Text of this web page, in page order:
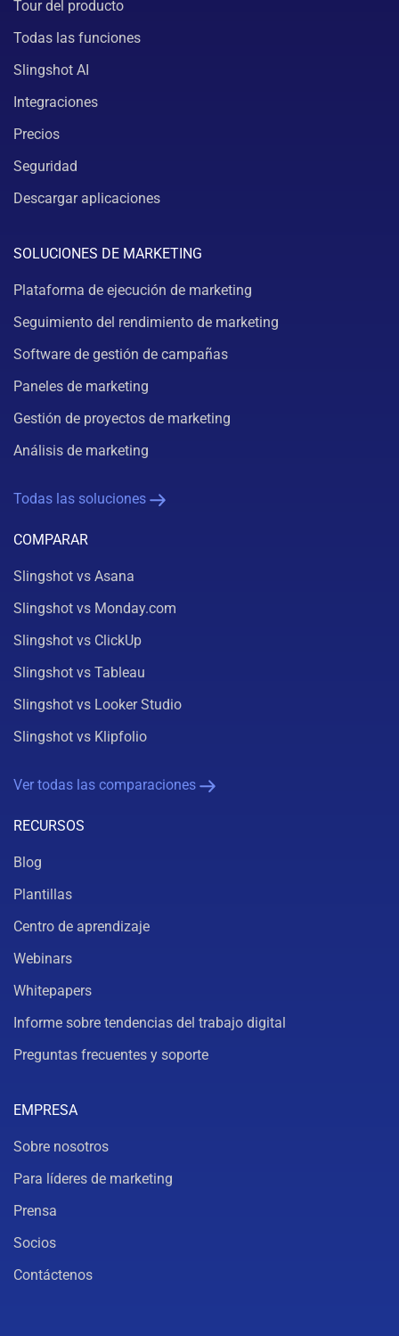
Tour del producto
Todas las funciones
Slingshot AI
Integraciones
Precios
Seguridad
Descargar aplicaciones
SOLUCIONES DE MARKETING
Plataforma de ejecución de marketing
Seguimiento del rendimiento de marketing
Software de gestión de campañas
Paneles de marketing
Gestión de proyectos de marketing
Análisis de marketing
Todas las soluciones
COMPARAR
Slingshot vs Asana
Slingshot vs Monday.com
Slingshot vs ClickUp
Slingshot vs Tableau
Slingshot vs Looker Studio
Slingshot vs Klipfolio
Ver todas las comparaciones
RECURSOS
Blog
Plantillas
Centro de aprendizaje
Webinars
Whitepapers
Informe sobre tendencias del trabajo digital
Preguntas frecuentes y soporte
EMPRESA
Sobre nosotros
Para líderes de marketing
Prensa
Socios
Contáctenos